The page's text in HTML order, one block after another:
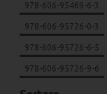
978-606-95469-6-3
978-606-95726-0-3
978-606-95726-6-5
978-606-95726-9-6